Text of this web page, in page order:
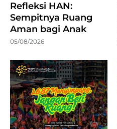
Refleksi HAN:
Sempitnya Ruang
Aman bagi Anak
05/08/2026